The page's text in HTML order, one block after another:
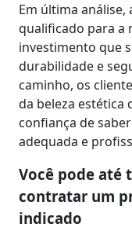
Em última
qualificado para a
investimento que
durabilidade e
caminho, os
da beleza estética
confiança de
adequada e
Você pode até
contratar um
indicado